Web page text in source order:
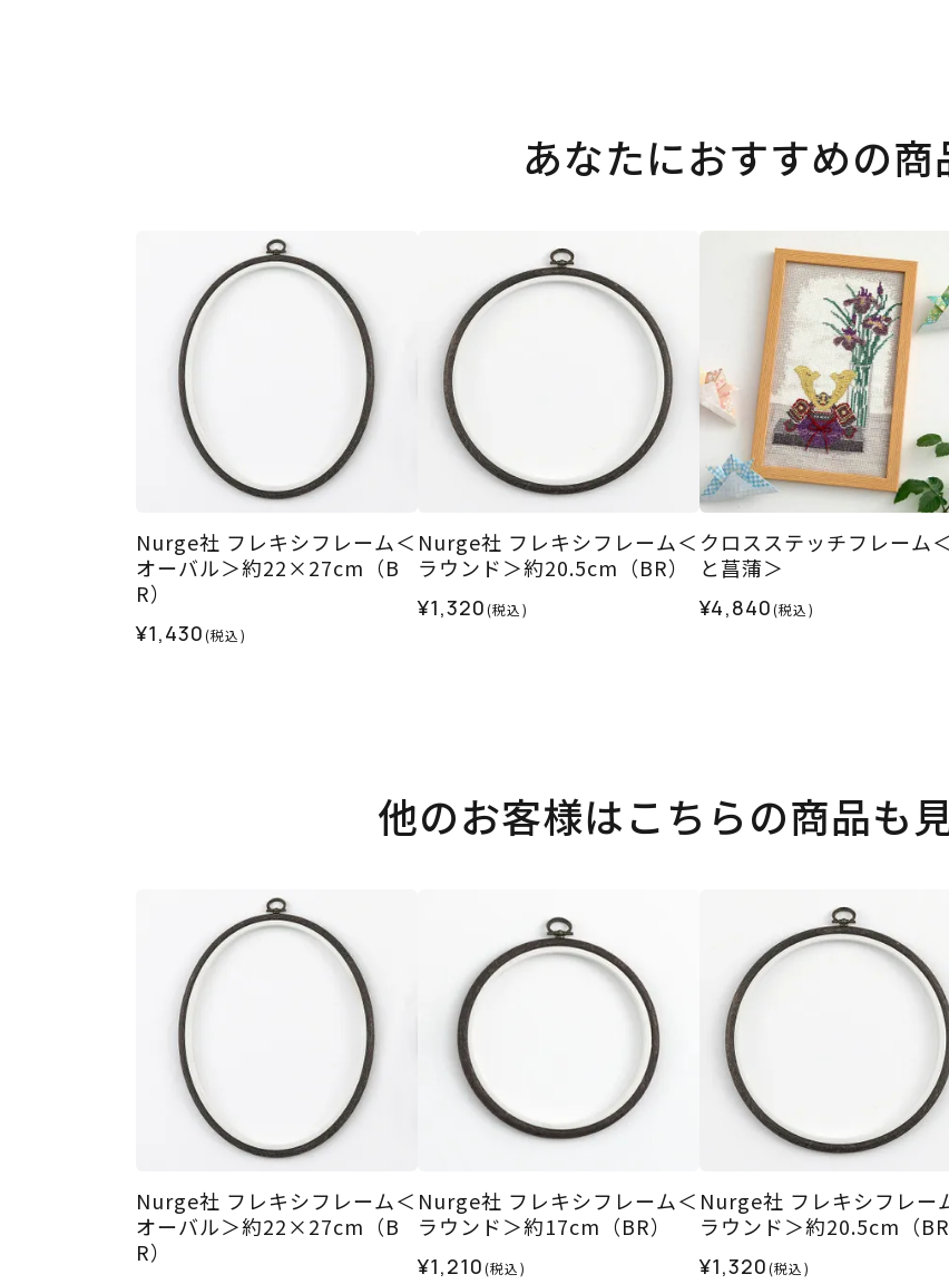
あなたにおすすめの商
Nurge社 フレキシフレーム＜
オーバル＞約22×27cm（B
R）
¥1,430(税込)
Nurge社 フレキシフレーム＜
ラウンド＞約20.5cm（BR）
¥1,320(税込)
クロスステッチフレーム
と菖蒲＞
¥4,840(税込)
他のお客様はこちらの商品も
Nurge社 フレキシフレーム＜
オーバル＞約22×27cm（B
R）
Nurge社 フレキシフレーム＜
ラウンド＞約17cm（BR）
¥1,210(税込)
Nurge社 フレキシフレー
ラウンド＞約20.5cm（BR
¥1,320(税込)